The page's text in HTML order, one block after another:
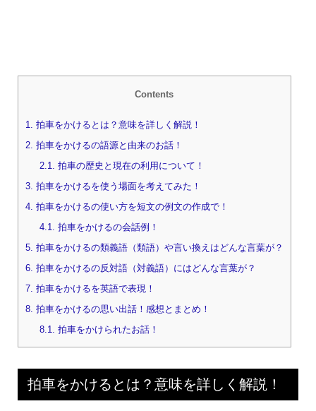
Contents
1. 拍車をかけるとは？意味を詳しく解説！
2. 拍車をかけるの語源と由来のお話！
2.1. 拍車の歴史と現在の利用について！
3. 拍車をかけるを使う場面を考えてみた！
4. 拍車をかけるの使い方を短文の例文の作成で！
4.1. 拍車をかけるの会話例！
5. 拍車をかけるの類義語（類語）や言い換えはどんな言葉が？
6. 拍車をかけるの反対語（対義語）にはどんな言葉が？
7. 拍車をかけるを英語で表現！
8. 拍車をかけるの思い出話！感想とまとめ！
8.1. 拍車をかけられたお話！
拍車をかけるとは？意味を詳しく解説！